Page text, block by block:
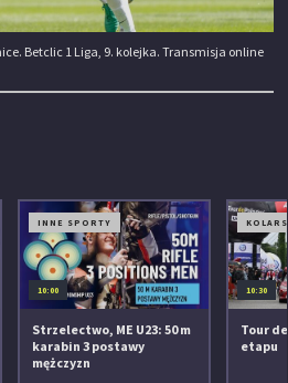
Betclic 1 Liga, 9. kolejka. Transmisja online
INNE SPORTY
10:00
Strzelectwo, ME U23: 50 m
karabin 3 postawy
mężczyzn
10:30
Tour
etapu